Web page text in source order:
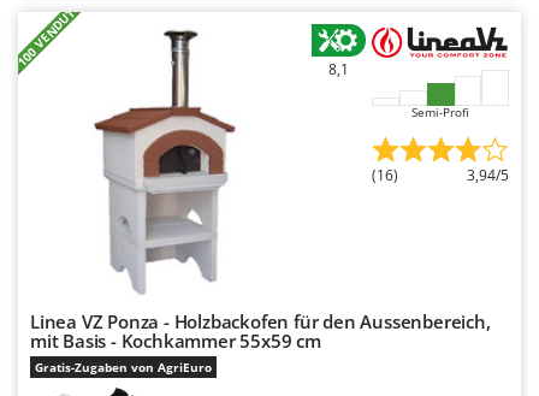
Volpi
W
Weber
Wiper EcoRobot
Wolf Garten
Wortex
Worx
Y Yard Force
+100 VENDUTI 8,1
Semi-Profi
(16) 3,94/5
Linea VZ Ponza - Holzbackofen für den Aussenbereich,
mit Basis - Kochkammer 55x59 cm
Gratis-Zugaben von AgriEuro